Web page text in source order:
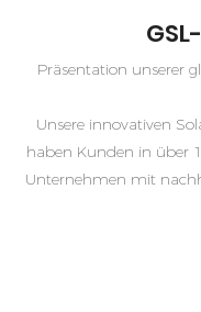
Präsentation unserer
Unsere innovativen
haben Kunden in über
Unternehmen mit